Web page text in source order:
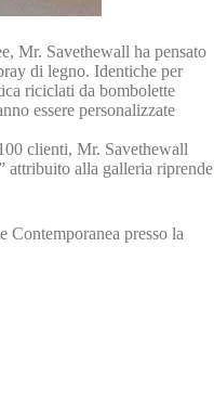
Mr. Savethewall ha pensato
di legno. Identiche per
riciclati da bombolette
essere personalizzate
clienti, Mr. Savethewall
attribuito alla galleria riprende
Contemporanea presso la